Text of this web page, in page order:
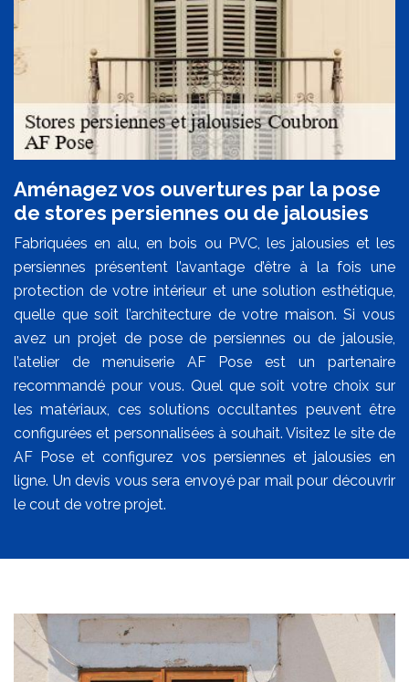
Aménagez vos ouvertures par la pose
de stores persiennes ou de jalousies
Fabriquées en alu, en bois ou PVC, les jalousies et les
persiennes présentent l’avantage d’être à la fois une
protection de votre intérieur et une solution esthétique,
quelle que soit l’architecture de votre maison. Si vous
avez un projet de pose de persiennes ou de jalousie,
l’atelier de menuiserie AF Pose est un partenaire
recommandé pour vous. Quel que soit votre choix sur
les matériaux, ces solutions occultantes peuvent être
configurées et personnalisées à souhait. Visitez le site de
AF Pose et configurez vos persiennes et jalousies en
ligne. Un devis vous sera envoyé par mail pour découvrir
le cout de votre projet.